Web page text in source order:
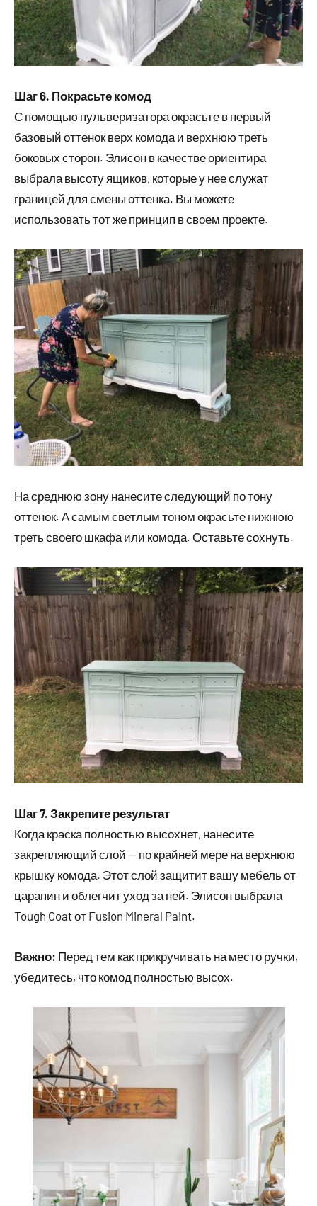
Шаг 6. Покрасьте комод
С помощью пульверизатора окрасьте в первый
базовый оттенок верх комода и верхнюю треть
боковых сторон. Элисон в качестве ориентира
выбрала высоту ящиков, которые у нее служат
границей для смены оттенка. Вы можете
использовать тот же принцип в своем проекте.
На среднюю зону нанесите следующий по тону
оттенок. А самым светлым тоном окрасьте нижнюю
треть своего шкафа или комода. Оставьте сохнуть.
Шаг 7. Закрепите результат
Когда краска полностью высохнет, нанесите
закрепляющий слой — по крайней мере на верхнюю
крышку комода. Этот слой защитит вашу мебель от
царапин и облегчит уход за ней. Элисон выбрала
Tough Coat от Fusion Mineral Paint.
Важно: Перед тем как прикручивать на место ручки,
убедитесь, что комод полностью высох.